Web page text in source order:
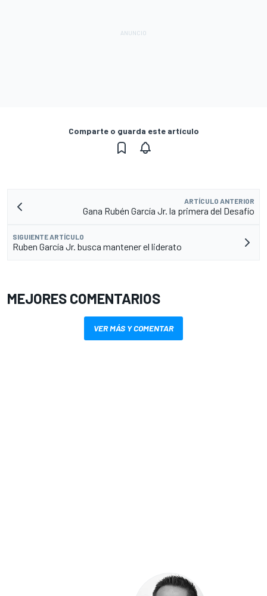
Comparte o guarda este artículo
ARTÍCULO ANTERIOR
Gana Rubén García Jr. la primera del Desafío
SIGUIENTE ARTÍCULO
Ruben García Jr. busca mantener el liderato
MEJORES COMENTARIOS
VER MÁS Y COMENTAR